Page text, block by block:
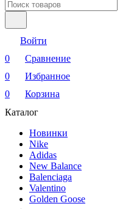
Войти
0
Сравнение
0
Избранное
0
Корзина
Каталог
Новинки
Nike
Adidas
New Balance
Balenciaga
Valentino
Golden Goose